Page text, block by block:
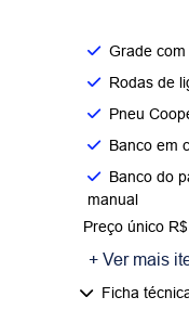
Grade
Rodas de
Pneu
Banco em
Banco do
manual
Preço único
+ Ver mais
Ficha